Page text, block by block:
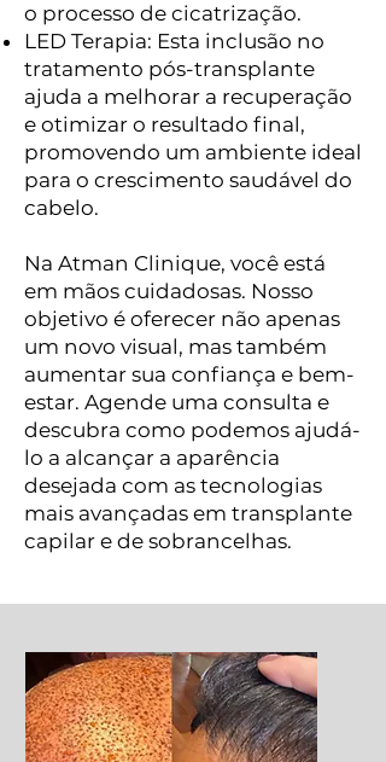
o processo de cicatrização.
LED Terapia: Esta inclusão no
tratamento pós-transplante
ajuda a melhorar a recuperação
e otimizar o resultado final,
promovendo um ambiente ideal
para o crescimento saudável do
cabelo.
Na Atman Clinique, você está
em mãos cuidadosas. Nosso
objetivo é oferecer não apenas
um novo visual, mas também
aumentar sua confiança e bem-
estar. Agende uma consulta e
descubra como podemos ajudá-
lo a alcançar a aparência
desejada com as tecnologias
mais avançadas em transplante
capilar e de sobrancelhas.